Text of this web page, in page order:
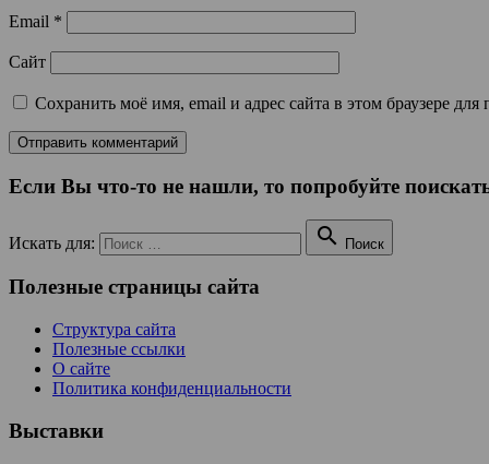
Email *
Сайт
Сохранить моё имя, email и адрес сайта в этом браузере
Если Вы что-то не нашли, то попробуйте
Искать для:  Поиск
Полезные страницы сайта
Структура сайта
Полезные ссылки
О сайте
Политика конфиденциальности
Выставки